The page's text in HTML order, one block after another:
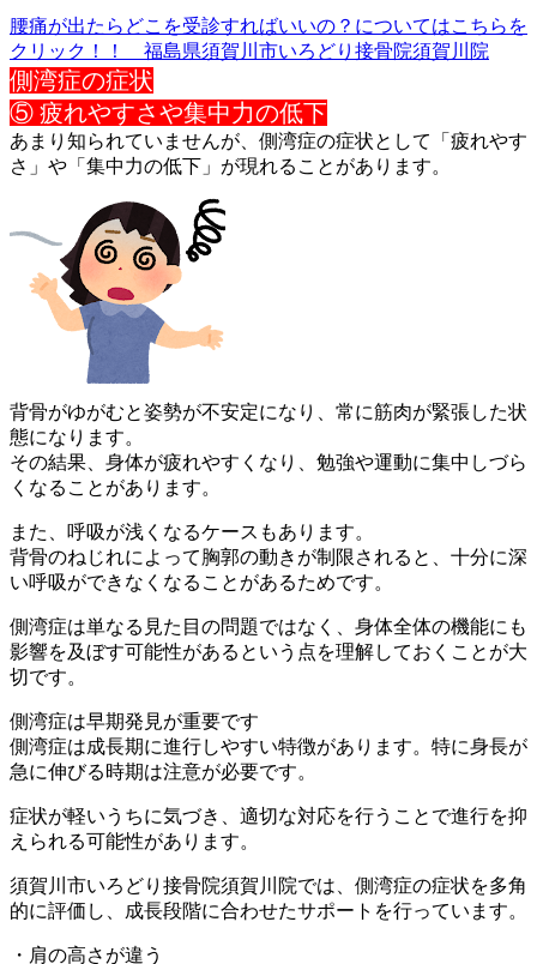
腰痛が出たらどこを受診すればいいの？についてはこちらを
クリック！！ 福島県須賀川市いろどり接骨院須賀川院
側湾症の症状
⑤ 疲れやすさや集中力の低下
あまり知られていませんが、側湾症の症状として「疲れやす
さ」や 「集中力の低下」が現れることがあります。
背骨がゆがむと姿勢が不安定になり、常に筋肉が緊張した状
態にな ります。
その結果、身体が疲れやすくなり、勉強や運動に集中しづら
くなる ことがあります。
また、呼吸が浅くなるケースもあります。
背骨のねじれによって胸郭の動きが制限されると、十分に深
い呼吸ができなくなることがあるためです。
側湾症は単なる見た目の問題ではなく、身体全体の機能にも
影響を及ぼす可能性があるという点を理解しておくことが大
切です。
側湾症は早期発見が重要です
側湾症は成長期に進行しやすい特徴があります。特に身長が
急に伸びる時期は注意が必要です。
症状が軽いうちに気づき、適切な対応を行うことで進行を抑
えられる可能性があります。
須賀川市いろどり接骨院須賀川院では、側湾症の症状を多角
的に評価し、成長段階に合わせたサポートを行っています。
・肩の高さが違う